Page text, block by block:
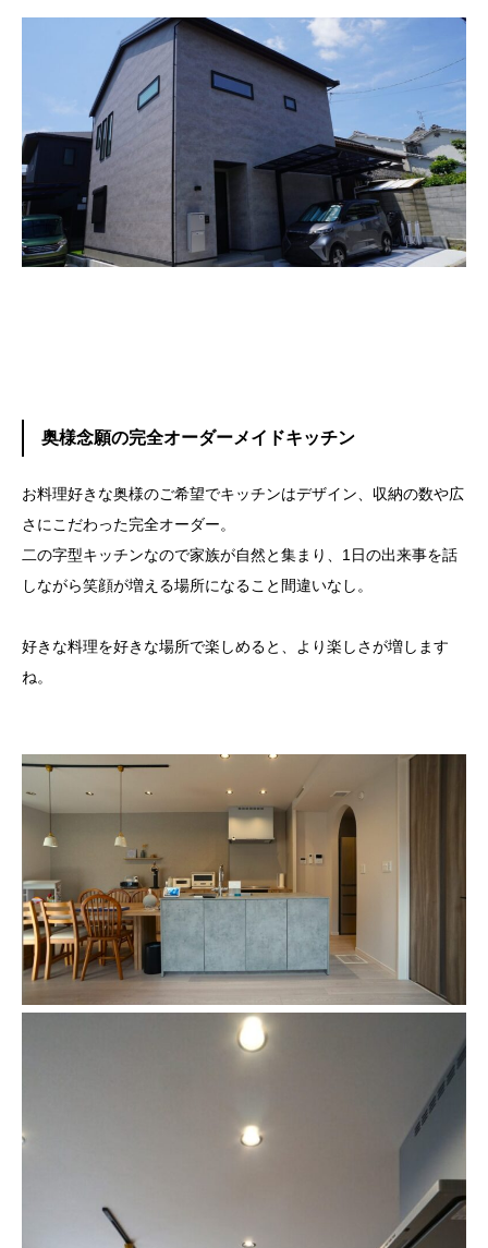
奥様念願の完全オーダーメイドキッチン
お料理好きな奥様のご希望でキッチンはデザイン、収納の数や広
さにこだわった完全オーダー。
二の字型キッチンなので家族が自然と集まり、 1日の出来事を話
しながら笑顔が増える場所になること間違いなし。
好きな料理を好きな場所で楽しめると、より楽しさが増します
ね。